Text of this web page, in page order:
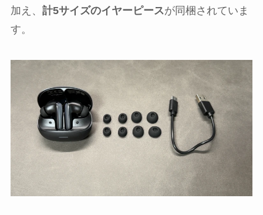
加え、 計5サイズのイヤーピースが同梱されていま
す。